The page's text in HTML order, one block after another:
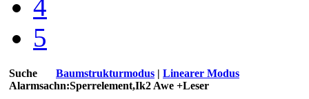
4
5
Baumstrukturmodus | Linearer Modus
Suche
Alarmsachn:Sperrelement,Ik2 Awe +Leser